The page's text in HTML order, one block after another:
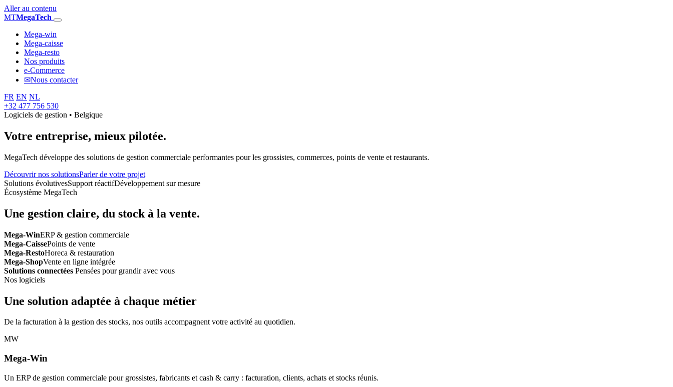
Aller au contenu
MTMegaTech
Mega-win
Mega-caisse
Mega-resto
Nos produits
e-Commerce
✉Nous contacter
FR EN NL
+32 477 756 530
Logiciels de gestion • Belgique
Votre entreprise, mieux pilotée.
MegaTech développe des solutions de gestion commerciale performantes pour les grossistes, commerces, points de vente et restaurants.
Découvrir nos solutionsParler de votre projet
Solutions évolutivesSupport réactifDéveloppement sur mesure
Écosystème MegaTech
Une gestion claire, du stock à la vente.
Mega-WinERP & gestion commerciale
Mega-CaissePoints de vente
Mega-RestoHoreca & restauration
Mega-ShopVente en ligne intégrée
Solutions connectées Pensées pour grandir avec vous
Nos logiciels
Une solution adaptée à chaque métier
De la facturation à la gestion des stocks, nos outils accompagnent votre activité au quotidien.
MW
Mega-Win
Un ERP de gestion commerciale pour grossistes, fabricants et cash & carry : facturation, clients, achats et stocks réunis.